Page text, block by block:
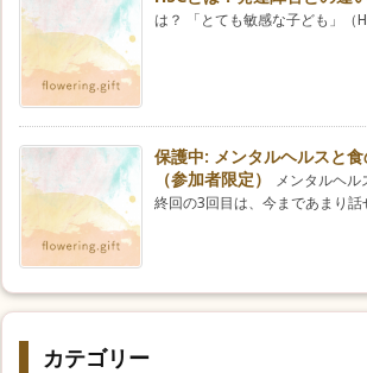
は？ 「とても敏感な子ども」（
保護中: メンタルヘルスと
（参加者限定）
メンタルヘ
終回の3回目は、今まであまり話
カテゴリー